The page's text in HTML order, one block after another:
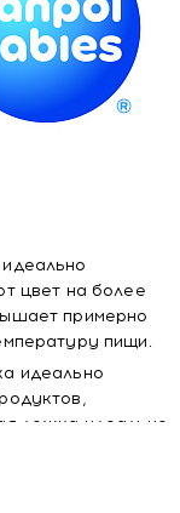
цвет на более
примерно
пищи.
идеально
ложка идеально
кормлению.